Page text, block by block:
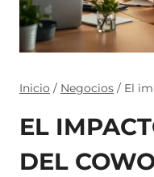
Inicio / Negocios / El
EL
DEL